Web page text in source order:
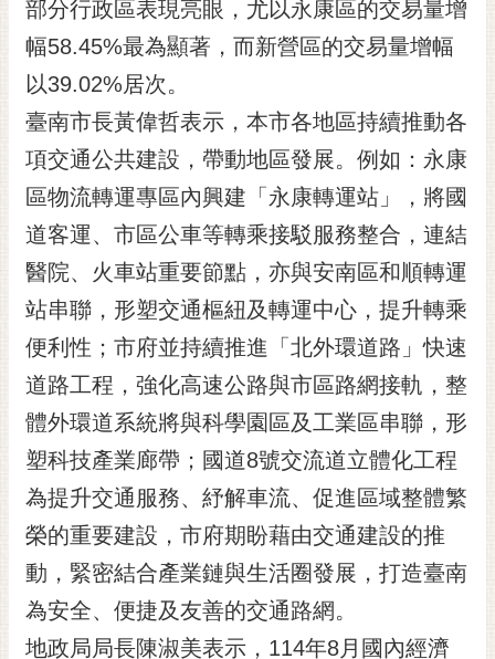
網
站
導
覽
閱
RSS
訂
閱
電
子
報
市
民
信
箱
English
日
本
隱
部分行政區表現亮眼，尤以永康區的交易量增
幅58.45%最為顯著，而新營區的交易量增幅
以39.02%居次。
臺南市長黃偉哲表示，本市各地區持續推動各
項交通公共建設，帶動地區發展。例如：永康
區物流轉運專區內興建「永康轉運站」，將國
道客運、市區公車等轉乘接駁服務整合，連結
醫院、火車站重要節點，亦與安南區和順轉運
站串聯，形塑交通樞紐及轉運中心，提升轉乘
便利性；市府並持續推進「北外環道路」快速
道路工程，強化高速公路與市區路網接軌，整
體外環道系統將與科學園區及工業區串聯，形
塑科技產業廊帶；國道8號交流道立體化工程
為提升交通服務、紓解車流、促進區域整體繁
榮的重要建設，市府期盼藉由交通建設的推
動，緊密結合產業鏈與生活圈發展，打造臺南
為安全、便捷及友善的交通路網。
地政局局長陳淑美表示，114年8月國內經濟